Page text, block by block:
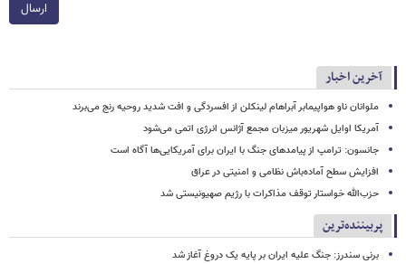
ارسال
آخرین اخبار
ملوانان ناو هواپیمابر آبراهام لینکلن از افسردگی و افت شدید روحیه رنج می‌برند
آمریکا اوایل شهریور میزبان مجمع آژانس انرژی اتمی می‌شود
جانسون: ترامپ از پیامدهای جنگ با ایران برای آمریکایی‌ها آگاه است
افزایش سطح آماده‌باش نظامی و امنیتی در عراق
حزب‌الله خواستار توقف مذاکرات با رژیم صهیونیستی شد
پربیننده‌ترین
برنی سندرز: جنگ علیه ایران بر پایه یک دروغ آغاز شد